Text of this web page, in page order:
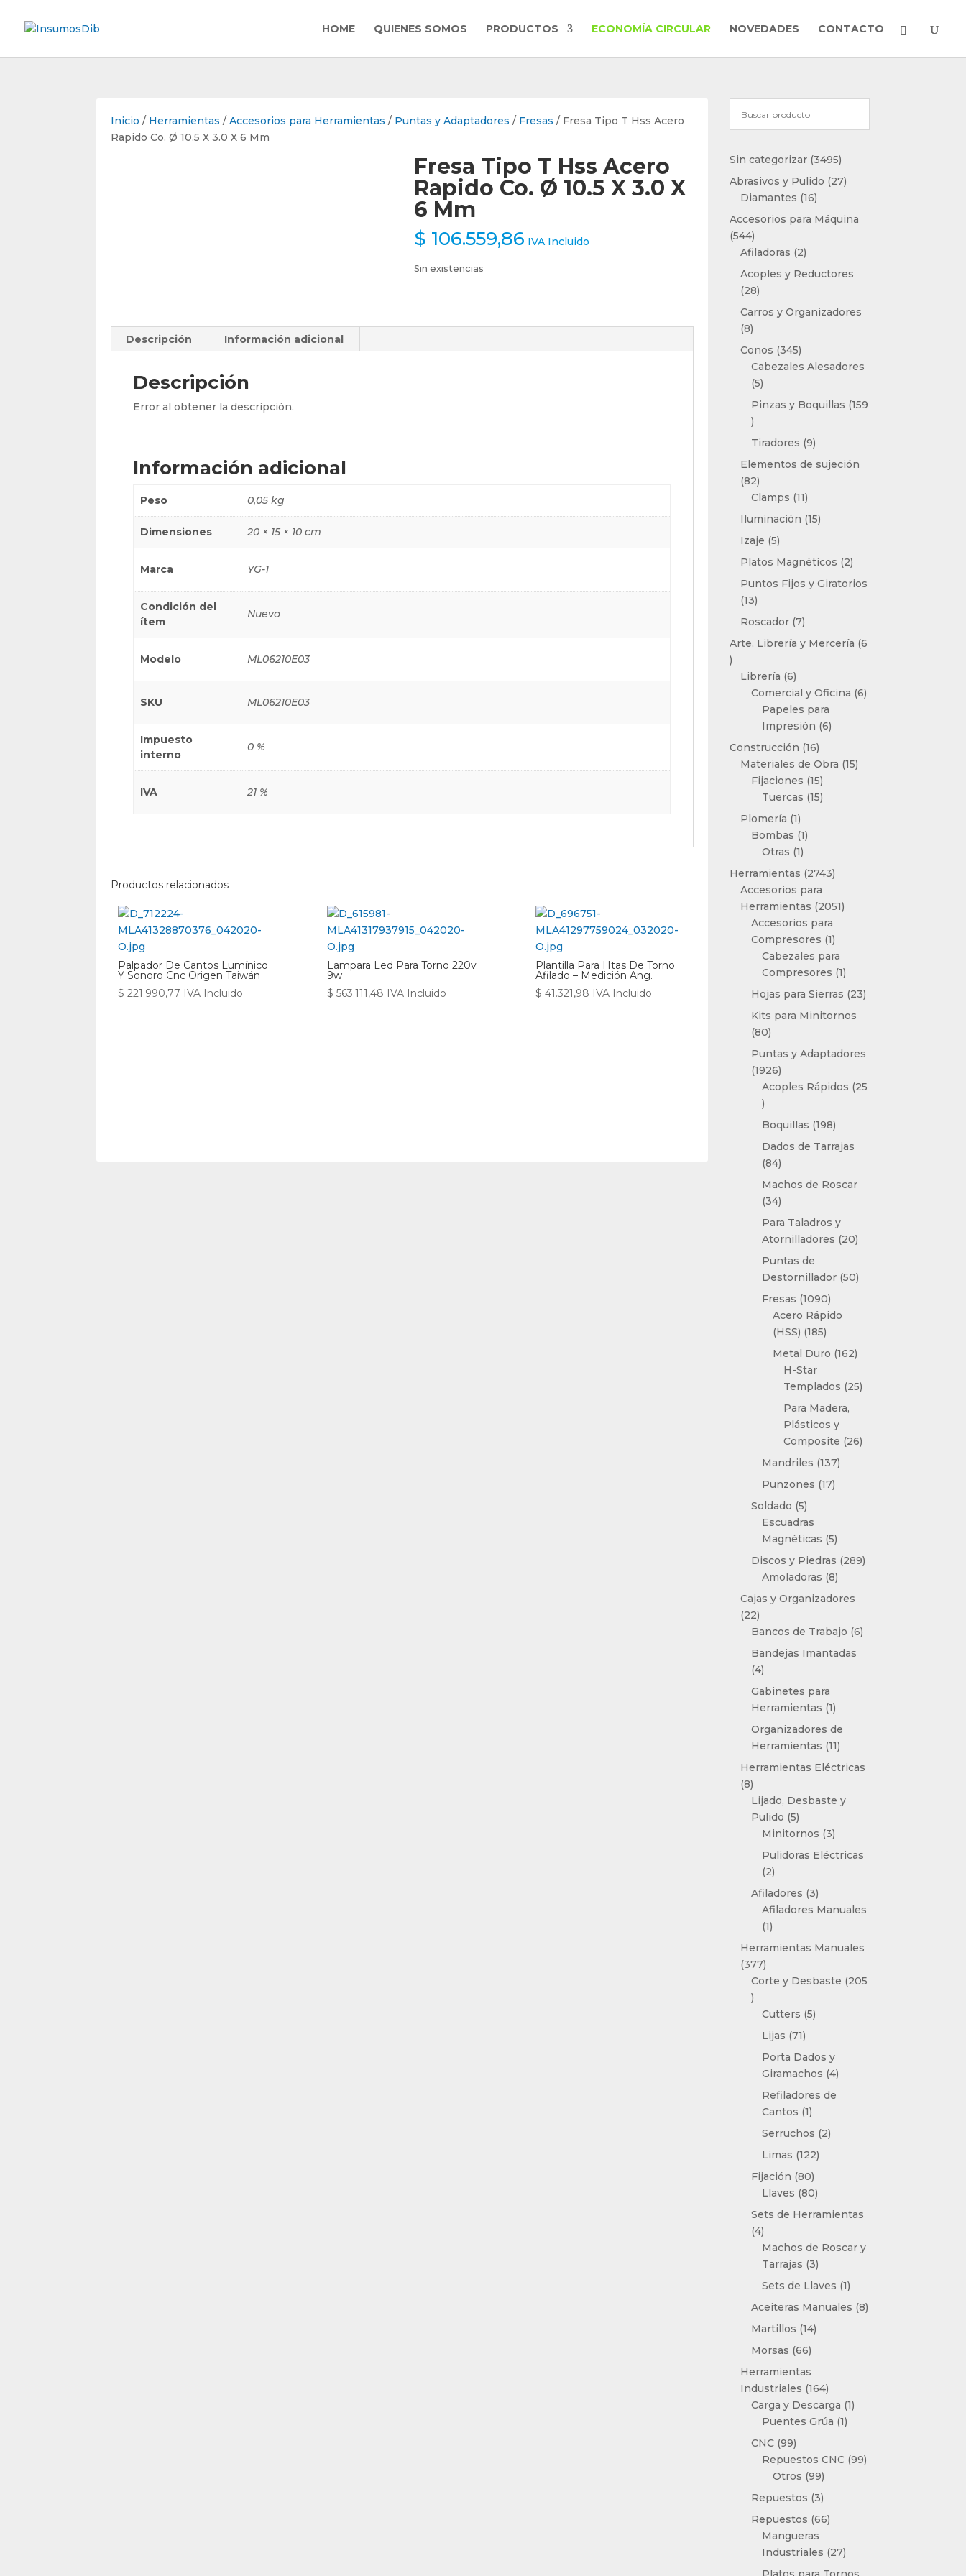
HOME QUIENES SOMOS PRODUCTOS ECONOMÍA CIRCULAR NOVEDADES CONTACTO
Inicio / Herramientas /Accesorios para Herramientas / Puntas y Adaptadores / Fresas / Fresa Tipo T Hss Acero
Rapido Co. Ø 10.5 X 3.0 X 6 Mm
Fresa Tipo T Hss Acero
Rapido Co. Ø 10.5 X 3.0 X
6 Mm
$ 106.559,86 IVA Incluido
Sin existencias
Descripción Información adicional
Descripción
Error al obtener la descripción.
Información adicional
Peso 0,05 kg
Dimensiones 20 × 15 × 10 cm
Marca YG-1
Condición del
ítem
Nuevo
Modelo ML06210E03
SKU ML06210E03
Impuesto
interno
0 %
IVA 21 %
Productos relacionados
Palpador De Cantos Lumínico
Y Sonoro Cnc Origen Taiwán
$ 221.990,77 IVA Incluido
Lampara Led Para Torno 220v
9w
$ 563.111,48 IVA Incluido
Plantilla Para Htas De Torno
Afilado – Medición Ang.
$ 41.321,98 IVA Incluido
Sin categorizar 34953495
productos
Abrasivos y Pulido 2727
Diamantes 1616
productos
Accesorios para Máquina
544544
productos
Afiladoras 22
productos
Acoples y Reductores
2828
productos
Carros y Organizadores
88
productos
Conos 345345
productos
Cabezales Alesadores
55
productos
Pinzas y Boquillas 159
159
productos
Tiradores 99
productos
Elementos de sujeción
8282
productos
Clamps 1111
productos
Iluminación 1515
Izaje 55
productos
Platos Magnéticos 22
productos
Puntos Fijos y Giratorios
1313
productos
Roscador 77
productos
Arte, Librería y Mercería 6
6
productos
Librería 66
productos
Comercial y Oficina 66
Papeles para
Impresión 66
Construcción 1616
productos
Materiales de Obra 1515
Fijaciones 1515
productos
Tuercas 1515
Plomería 11
producto
Bombas 11
Otras 11
producto
Herramientas 27432743
Accesorios para
Herramientas
20512051
Accesorios para
Compresores 11
producto
Cabezales para
Compresores 11
producto
Hojas para Sierras 2323
Kits para Minitornos
8080
productos
Puntas y Adaptadores
19261926
productos
Acoples Rápidos
25
25
productos
Boquillas 198198
productos
Dados de Tarrajas
8484
productos
Machos de Roscar
3434
productos
Para Taladros y
Atornilladores
2020
Puntas de
Destornillador 5050
Fresas 10901090
productos
Acero Rápido
(HSS) 185185
productos
Metal Duro 162162
H-Star
Templados
2525
Para Madera,
Plásticos y
Composite
2626
Mandriles 137137
Punzones 1717
Soldado 55
productos
Escuadras
Magnéticas 55
productos
Discos y Piedras 289289
Amoladoras 88
Cajas y Organizadores
2222
productos
Bancos de Trabajo 66
Bandejas Imantadas
44
productos
Gabinetes para
Herramientas 11
producto
Organizadores de
Herramientas 1111
productos
Herramientas Eléctricas
88
productos
Lijado, Desbaste y
Pulido 55
productos
Minitornos 33
productos
Pulidoras Eléctricas
22
productos
Afiladores 33
productos
Afiladores Manuales
11
producto
Herramientas Manuales
377377
productos
Corte y Desbaste
205
205
productos
Cutters 55
Lijas 7171
productos
Porta Dados y
Giramachos 44
Refiladores de
Cantos 11
producto
Serruchos 22
Limas 122122
Fijación 8080
productos
Llaves 8080
productos
Sets de Herramientas
44
productos
Machos de Roscar y
Tarrajas 33
productos
Sets de Llaves 11
producto
Aceiteras Manuales 88
Martillos 1414
Morsas 6666
Herramientas
Industriales 164164
productos
Carga y Descarga 11
Puentes Grúa 11
CNC 9999
productos
Repuestos CNC 9999
Otros 9999
productos
Repuestos 33
productos
Repuestos 6666
Mangueras
Industriales
2727